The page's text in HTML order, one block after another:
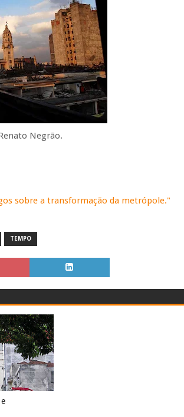
Negrão.
sobre a transformação da metrópole."
TEMPO